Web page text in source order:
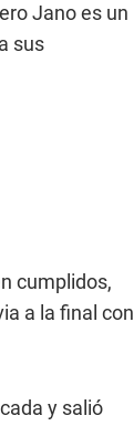
Jano es un
sus
cumplidos,
a la final con
y salió